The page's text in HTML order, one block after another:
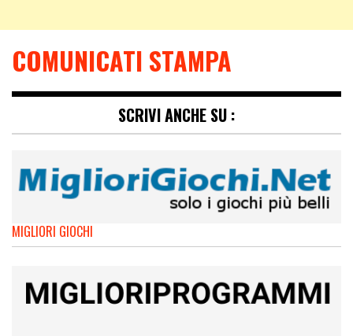
COMUNICATI STAMPA
SCRIVI ANCHE SU :
MIGLIORI GIOCHI